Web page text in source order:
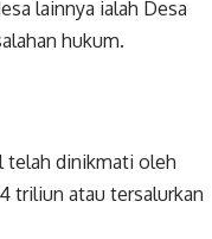
lainnya ialah Desa
hukum.
telah dinikmati oleh
triliun atau tersalurkan